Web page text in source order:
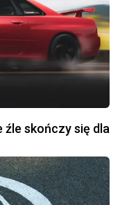
skończy się dla